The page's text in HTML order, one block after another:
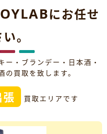
にお任せ
。
ー・ブランデー・日本酒・
買取を致します。
張 買取エリアです